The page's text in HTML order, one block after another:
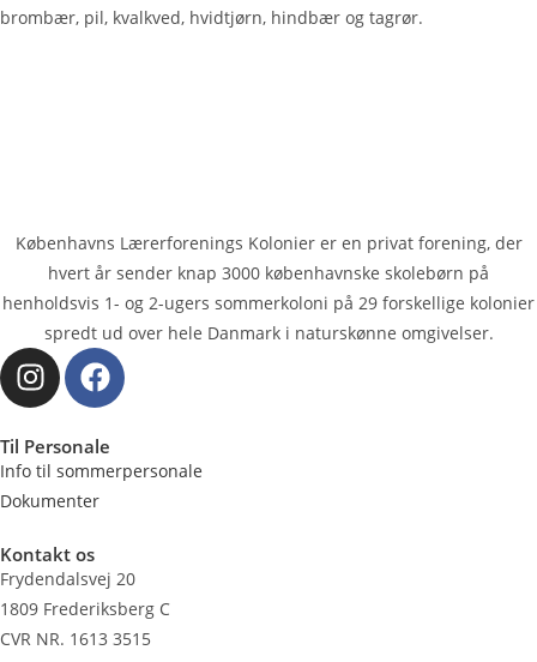
brombær, pil, kvalkved, hvidtjørn, hindbær og tagrør.
Københavns Lærerforenings Kolonier er en privat forening, der
hvert år sender knap 3000 køben­havnske skolebørn på
henholdsvis 1- og 2-ugers sommerkoloni på 29 forskellige kolonier
spredt ud over hele Danmark i naturskønne omgivelser.
Til Personale
Info til sommerpersonale
Dokumenter
Kontakt os
Frydendalsvej 20
1809 Frederiksberg C
CVR NR. 1613 3515